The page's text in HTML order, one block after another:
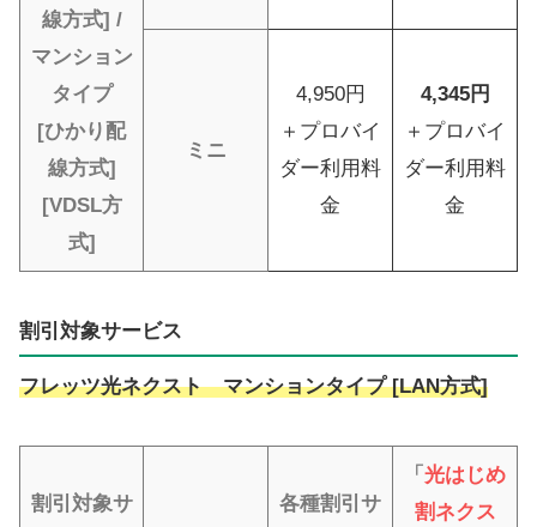
線方式] /
マンション
タイプ
[ひかり配
線方式]
[VDSL方
式]
ミニ
4,950円
＋プロバイ
ダー利用料
金
4,345円
＋プロバイ
ダー利用料
金
割引対象サービス
フレッツ光ネクスト マンションタイプ [LAN方式]
割引対象サ
各種割引サ
「 光はじめ
割ネクス